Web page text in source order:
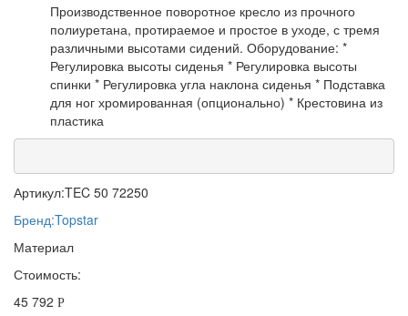
Производственное поворотное кресло из прочного
полиуретана, протираемое и простое в уходе, с тремя
различными высотами сидений. Оборудование: *
Регулировка высоты сиденья * Регулировка высоты
спинки * Регулировка угла наклона сиденья * Подставка
для ног хромированная (опционально) * Крестовина из
пластика
Артикул:TEC 50 72250
Бренд:Topstar
Материал
Стоимость:
45 792 Р